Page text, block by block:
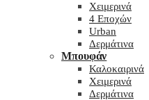
Χειμερινά
4 Εποχών
Urban
Δερμάτινα
Μπουφάν
Καλοκαιρινά
Χειμερινά
Δερμάτινα